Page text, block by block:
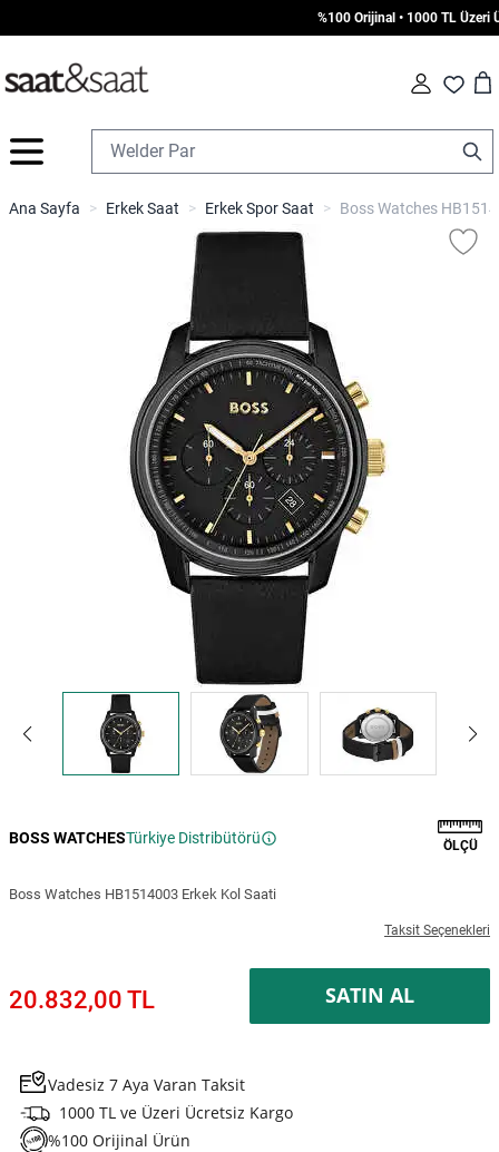
%100 Orijinal • 1000 TL Üzeri
Fav Cart
İçeriğe geç
Ana Sayfa > Erkek Saat > Erkek Spor Saat > Boss Watches
BOSS WATCHESTürkiye Distribütörü ÖLÇÜ
Boss Watches HB1514003 Erkek Kol Saati
Taksit Seçenekleri
20.832,00 TL SATIN AL
Vadesiz 7 Aya Varan Taksit
1000 TL ve Üzeri Ücretsiz Kargo
%100 Orijinal Ürün